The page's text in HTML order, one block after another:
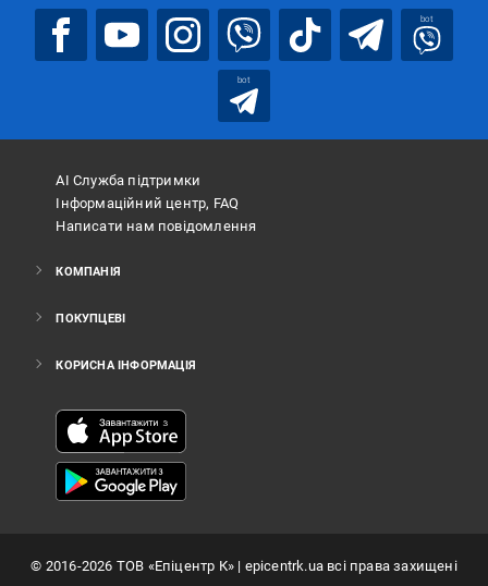
bot
bot
АІ Служба підтримки
Інформаційний центр, FAQ
Написати нам повідомлення
КОМПАНІЯ
ПОКУПЦЕВІ
КОРИСНА ІНФОРМАЦІЯ
© 2016-2026 ТОВ «Епіцентр К»| epicentrk.ua всі права захищені